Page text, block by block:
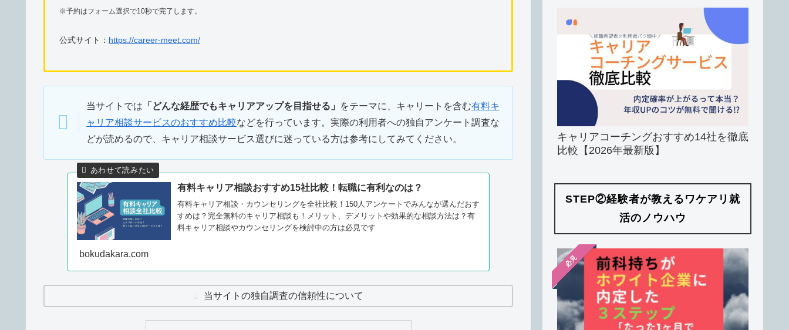
※予約はフォーム選択で10秒で完了します。
公式サイト： https://career-meet.com/
当サイトでは 「どんな経歴でもキャリアアップを目指せる」 をテーマに、キャリートを含む有料キ
ャリア相談サービスのおすすめ比較などを行っています。実際の利用者への独自アンケート調査な
どが読めるので、キャリア相談サービス選びに迷っている方は参考にしてみてください。
有料キャリア相談おすすめ15社比較！転職に有利なのは？
有料キャリア相談・カウンセリングを全社比較！150人アンケートでみんなが選んだおす
すめは？完全無料のキャリア相談も！メリット、デメリットや効果的な相談方法は？有
料キャリア相談やカウンセリングを検討中の方は必見です
bokudakara.com
当サイトの独自調査の信頼性について
キャリアコーチングおすすめ14社を徹底
比較【2026年最新版】
STEP②経験者が教えるワケアリ就
活のノウハウ
必見